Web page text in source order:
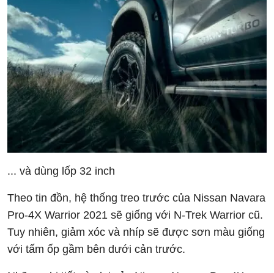
... và dùng lốp 32 inch
Theo tin đồn, hệ thống treo trước của Nissan Navara
Pro-4X Warrior 2021 sẽ giống với N-Trek Warrior cũ.
Tuy nhiên, giảm xóc và nhíp sẽ được sơn màu giống
với tấm ốp gầm bên dưới cản trước.